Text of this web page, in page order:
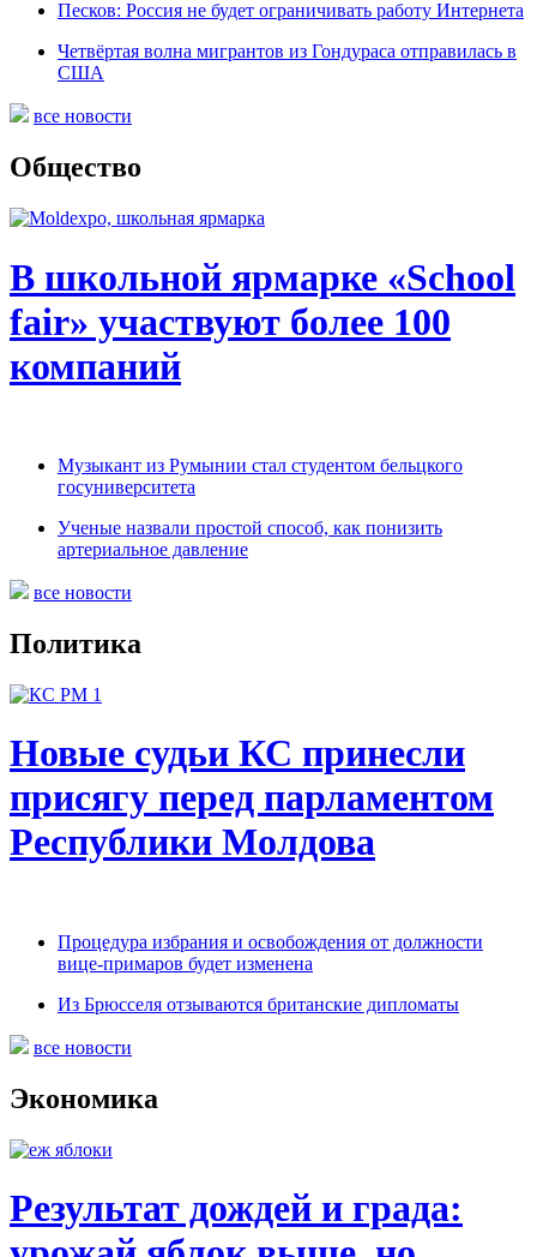
Песков: Россия не будет ограничивать работу Интернета
Четвёртая волна мигрантов из Гондураса отправилась в
США
все новости
Общество
В школьной ярмарке «School
fair» участвуют более 100
компаний
Музыкант из Румынии стал студентом бельцкого
госуниверситета
Ученые назвали простой способ, как понизить
артериальное давление
все новости
Политика
Новые судьи КС принесли
присягу перед парламентом
Республики Молдова
Процедура избрания и освобождения от должности
вице-примаров будет изменена
Из Брюсселя отзываются британские дипломаты
все новости
Экономика
Результат дождей и града: